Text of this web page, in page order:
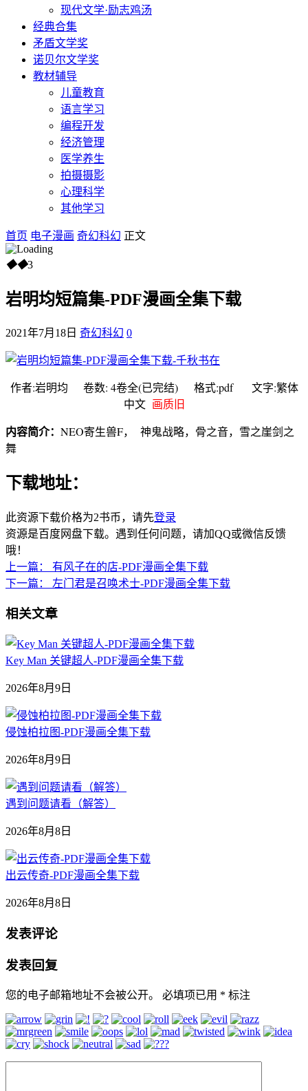
现代文学·励志鸡汤
经典合集
矛盾文学奖
诺贝尔文学奖
教材辅导
儿童教育
语言学习
编程开发
经济管理
医学养生
拍摄摄影
心理科学
其他学习
首页 电子漫画 奇幻科幻 正文
◆◆3
岩明均短篇集-PDF漫画全集下载
2021年7月18日 奇幻科幻 0
作者:岩明均 卷数: 4卷全(已完结) 格式:pdf 文字:繁体
中文 画质旧
内容简介： NEO寄生兽F， 神鬼战略，骨之音，雪之崖剑之
舞
下载地址：
此资源下载价格为2书币，请先登录
资源是百度网盘下载。遇到任何问题，请加QQ或微信反馈
哦！
上一篇：
有风子在的店-PDF漫画全集下载
下一篇：
左门君是召唤术士-PDF漫画全集下载
相关文章
Key Man 关键超人-PDF漫画全集下载
2026年8月9日
侵蚀柏拉图-PDF漫画全集下载
2026年8月9日
遇到问题请看（解答）
2026年8月8日
出云传奇-PDF漫画全集下载
2026年8月8日
发表评论
发表回复
您的电子邮箱地址不会被公开。 必填项已用 * 标注